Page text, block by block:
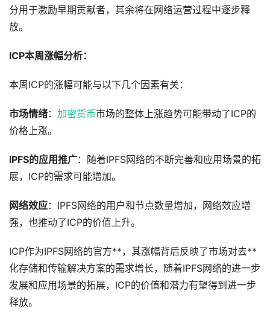
分用于激励早期贡献者，其余将在网络运营过程中逐步释
放。
ICP本周涨幅分析：
本周ICP的涨幅可能与以下几个因素有关：
市场情绪： 加密货币市场的整体上涨趋势可能带动了ICP的
价格上涨。
IPFS的应用推广：随着IPFS网络的不断完善和应用场景的拓
展，ICP的需求可能增加。
网络效应：IPFS网络的用户和节点数量增加，网络效应增
强，也推动了ICP的价值上升。
ICP作为IPFS网络的官方**，其涨幅背后反映了市场对去**
化存储和传输解决方案的需求增长，随着IPFS网络的进一步
发展和应用场景的拓展，ICP的价值和潜力有望得到进一步
释放。